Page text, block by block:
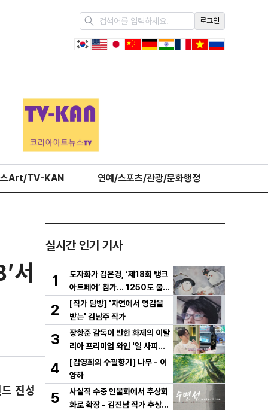
로그인
스Art/TV-KAN 연예/스포츠/관광/문화행정
서
진성
실시간 인기 기사
1
도자화가 김은경, ‘제18회 뱅크
아트페어’ 참가… 1250도 불이
빚은 동화 ‘숲속의 만찬’ 선보여
2
[작가 탐방] '자연에서 영감을
받는' 김남주 작가
3
장항준 감독이 반한 화제의 이탈
리아 프리미엄 와인 '일 사피엔
테', '2026 세계태권도 한마
당' 환영만찬 와인 선정!
4
[김영희의 수필향기] 나무 - 이
양하
5
사실적 수중 인물화에서 추상회
화로 확장 - 김진남 작가 추상